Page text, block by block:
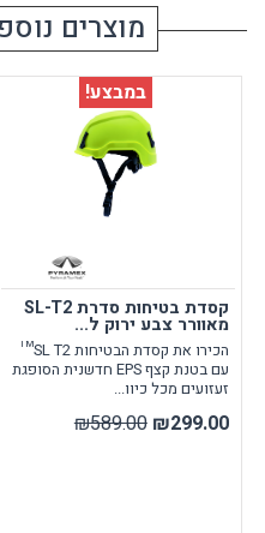
מוצרים
במבצע!
קסדת בטיחות סדרת SL-T2
מאוורר צבע ירוק ל...
הכירו את קסדת הבטיחות SL T2™
עם בטנת קצף EPS חדשנית הסופגת
זעזועים מכל כיוו...
₪299.00
₪589.00